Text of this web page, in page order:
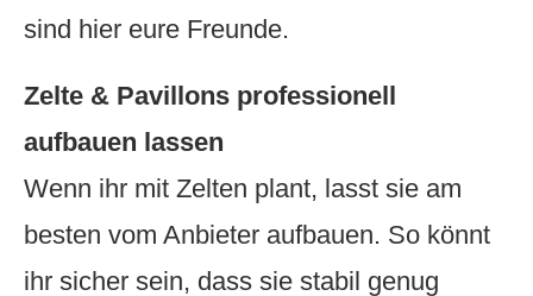
sind hier eure Freunde.
Zelte & Pavillons professionell
aufbauen lassen
Wenn ihr mit Zelten plant, lasst sie am
besten vom Anbieter aufbauen. So könnt
ihr sicher sein, dass sie stabil genug